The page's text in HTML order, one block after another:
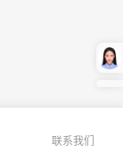
联系我们